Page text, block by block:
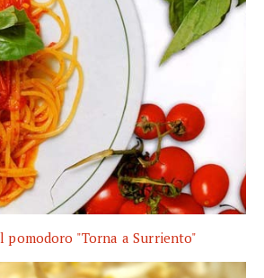
pomodoro "Torna a Surriento"